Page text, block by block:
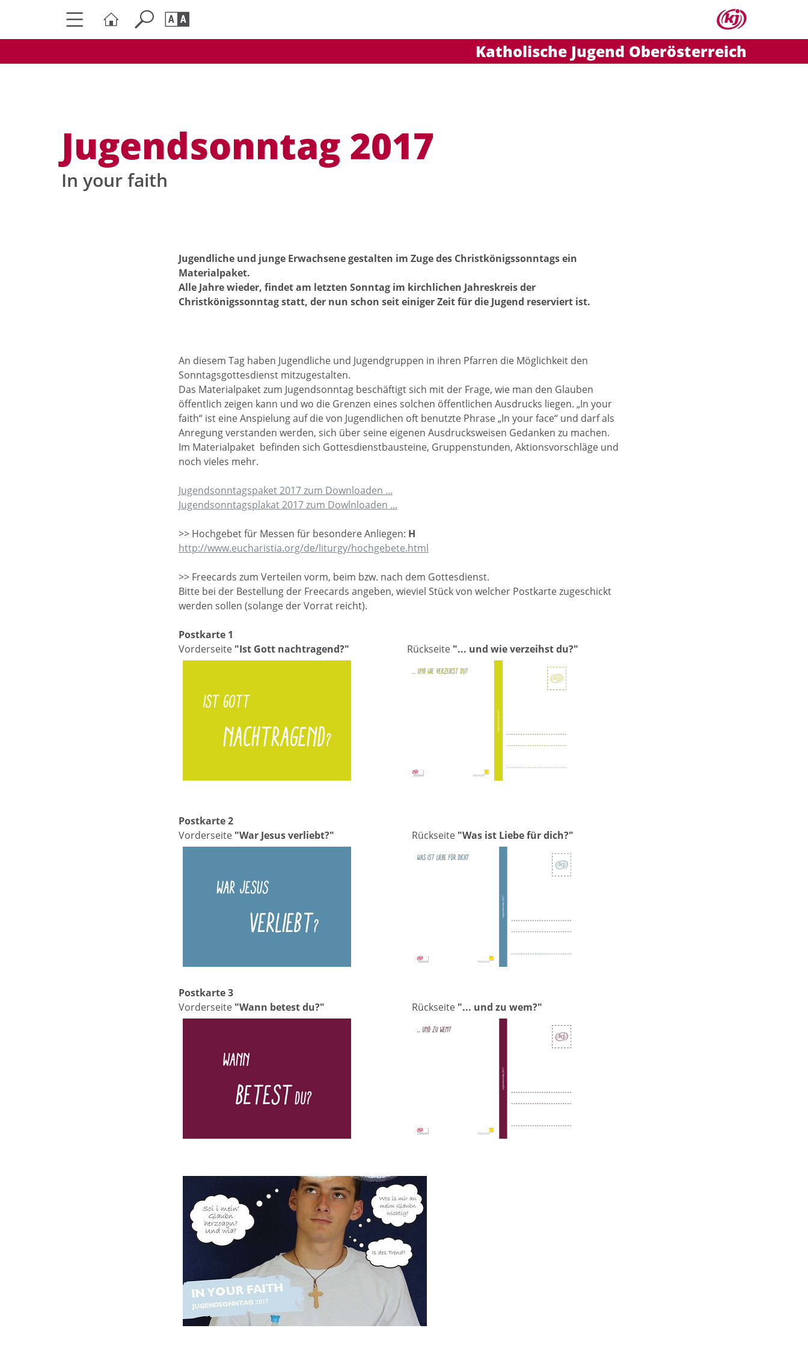
Katholische Jugend Oberösterreich
AAA A A A A
Jugendsonntag 2017
In your faith
Jugendliche und junge Erwachsene gestalten im Zuge des Christkönigssonntags ein
Materialpaket.
Alle Jahre wieder, findet am letzten Sonntag im kirchlichen Jahreskreis der
Christkönigssonntag statt, der nun schon seit einiger Zeit für die Jugend reserviert ist.
An diesem Tag haben Jugendliche und Jugendgruppen in ihren Pfarren die Möglichkeit den
Sonntagsgottesdienst mitzugestalten.
Das Materialpaket zum Jugendsonntag beschäftigt sich mit der Frage, wie man den Glauben
öffentlich zeigen kann und wo die Grenzen eines solchen öffentlichen Ausdrucks liegen. „In your
faith“ ist eine Anspielung auf die von Jugendlichen oft benutzte Phrase „In your face“ und darf als
Anregung verstanden werden, sich über seine eigenen Ausdrucksweisen Gedanken zu machen.
Im Materialpaket befinden sich Gottesdienstbausteine, Gruppenstunden, Aktionsvorschläge und
noch vieles mehr.
Jugendsonntagspaket 2017 zum Downloaden ...
Jugendsonntagsplakat 2017 zum Dowlnloaden ...
>> Hochgebet für Messen für besondere Anliegen: H
http://www.eucharistia.org/de/liturgy/hochgebete.html
>> Freecards zum Verteilen vorm, beim bzw. nach dem Gottesdienst.
Bitte bei der Bestellung der Freecards angeben, wieviel Stück von welcher Postkarte zugeschickt
werden sollen (solange der Vorrat reicht).
Postkarte 1
Vorderseite "Ist Gott nachtragend?" Rückseite "... und wie verzeihst du?"
Postkarte 2
Vorderseite "War Jesus verliebt?" Rückseite "Was ist Liebe für dich?"
Postkarte 3
Vorderseite "Wann betest du?" Rückseite "... und zu wem?"